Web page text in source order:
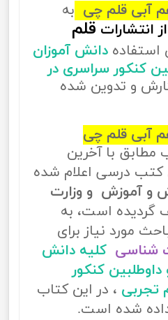
آبی قلم چی به
از انتشارات قلم
استفاده دانش آموزان
کنکور سراسری در
و تدوین شده
آبی قلم چی
با آخرین
درسی اعلام شده
و آموزش و وزارت
گردیده است، به
مورد نیاز برای
شناسی کلیه دانش
داوطلبین کنکور
تجربی ، در این کتاب
شده است.